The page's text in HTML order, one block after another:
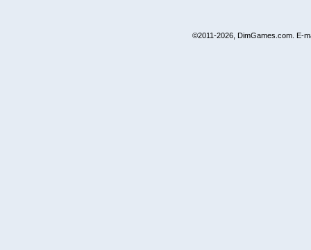
©2011-2026, DimGames.com. E-